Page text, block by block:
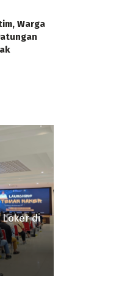
Warga
di